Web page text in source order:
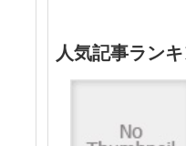
人気記事ラン